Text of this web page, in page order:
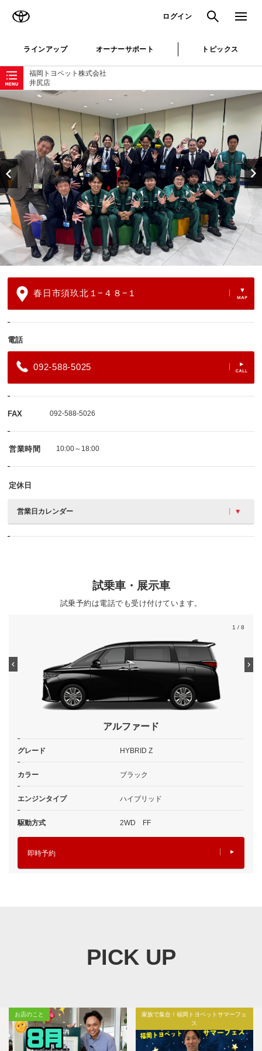
ログイン 検索 メニュ
ラインアップ オーナーサポート トピックス
福岡トヨペット株式会社
井尻店
ローカルナビゲーション
春日市須玖北１−４８−１
電話
092-588-5025
FAX 092-588-5026
営業時間 10:00～18:00
定休日
営業日カレンダー
試乗車・展示車
試乗予約は電話でも受け付けています。
1 / 8
アルファード
グレード HYBRID Z
カラー ブラック
エンジンタイプ ハイブリッド
駆動方式 2WD FF
即時予約
PICK UP
お店のこと
家族で集合！福岡トヨペットサマーフェ
ス